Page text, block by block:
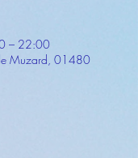
– 22:00
Muzard, 01480